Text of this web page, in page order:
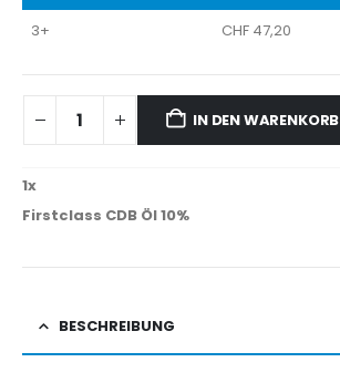
3+
CHF 47,20
IN DEN WARENKORB
1x
Firstclass CDB Öl 10%
BESCHREIBUNG